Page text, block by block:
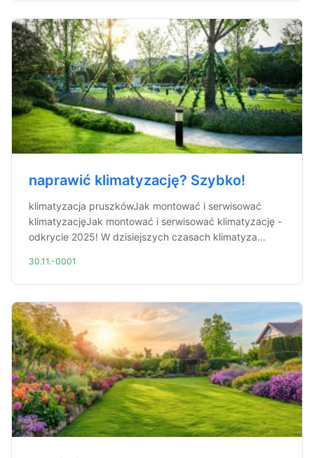
naprawić klimatyzację? Szybko!
klimatyzacja pruszkówJak montować i serwisować
klimatyzacjęJak montować i serwisować klimatyzację -
odkrycie 2025! W dzisiejszych czasach klimatyza...
30.11.-0001